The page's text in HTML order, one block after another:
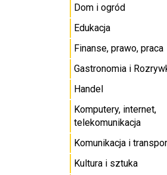
Dom i ogród
Edukacja
Finanse, prawo, praca
Gastronomia i
Handel
Komputery, internet,
telekomunikacja
Komunikacja i
Kultura i sztuka